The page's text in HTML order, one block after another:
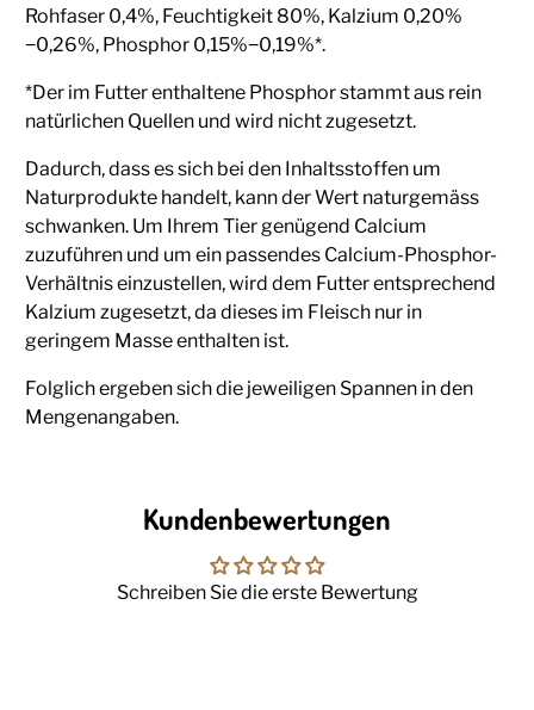
Rohfaser 0,4%, Feuchtigkeit 80%, Kalzium 0,20%
−0,26%, Phosphor 0,15%−0,19%*.
*Der im Futter enthaltene Phosphor stammt aus rein
natürlichen Quellen und wird nicht zugesetzt.
Dadurch, dass es sich bei den Inhaltsstoffen um
Naturprodukte handelt, kann der Wert naturgemäss
schwanken. Um Ihrem Tier genügend Calcium
zuzuführen und um ein passendes Calcium-Phosphor-
Verhältnis einzustellen, wird dem Futter entsprechend
Kalzium zugesetzt, da dieses im Fleisch nur in
geringem Masse enthalten ist.
Folglich ergeben sich die jeweiligen Spannen in den
Mengenangaben.
Kundenbewertungen
Schreiben Sie die erste Bewertung